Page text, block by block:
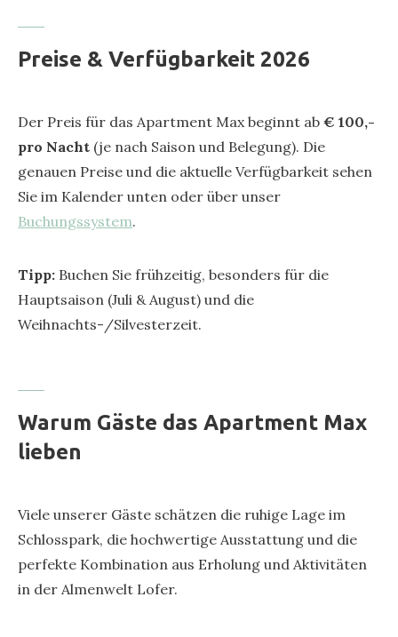
Preise & Verfügbarkeit 2026
Der Preis für das Apartment Max beginnt ab € 100,-
pro Nacht (je nach Saison und Belegung). Die
genauen Preise und die aktuelle Verfügbarkeit sehen
Sie im Kalender unten oder über unser
Buchungssystem.
Tipp: Buchen Sie frühzeitig, besonders für die
Hauptsaison (Juli & August) und die
Weihnachts-/Silvesterzeit.
Warum Gäste das Apartment Max
lieben
Viele unserer Gäste schätzen die ruhige Lage im
Schlosspark, die hochwertige Ausstattung und die
perfekte Kombination aus Erholung und Aktivitäten
in der Almenwelt Lofer.